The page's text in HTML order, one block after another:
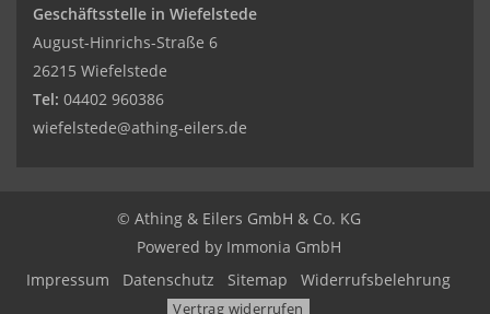
Geschäftsstelle in Wiefelstede
August-Hinrichs-Straße 6
26215 Wiefelstede
Tel: 04402 960386
wiefelstede@athing-eilers.de
© Athing & Eilers GmbH & Co. KG
Powered by Immonia GmbH
Impressum
Datenschutz Sitemap Widerrufsbelehrung
Vertrag widerrufen